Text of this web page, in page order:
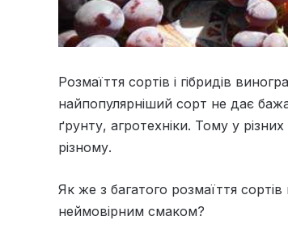
Розмаїття сортів і гібридів
найпопулярніший сорт не дає
ґрунту, агротехніки. Тому у
різному.
Як же з багатого розмаїття
неймовірним смаком?